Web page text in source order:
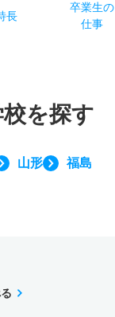
長
卒業生の
仕事
を探す
山形 福島